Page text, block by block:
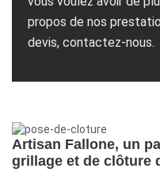
propos de nos
devis, contactez-nous.
Artisan Fallone, un
grillage et de clôture